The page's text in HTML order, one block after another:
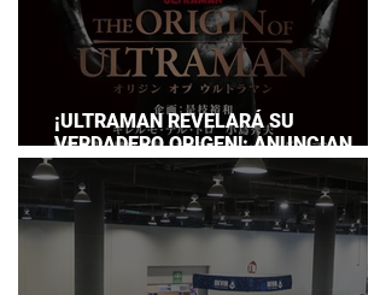
¡ULTRAMAN REVELARÁ SU
VERDADERO ORIGEN!: ANUNCIAN
DOCUMENTAL POR EL 60
ANIVERSARIO DE LA FRANQUICIA